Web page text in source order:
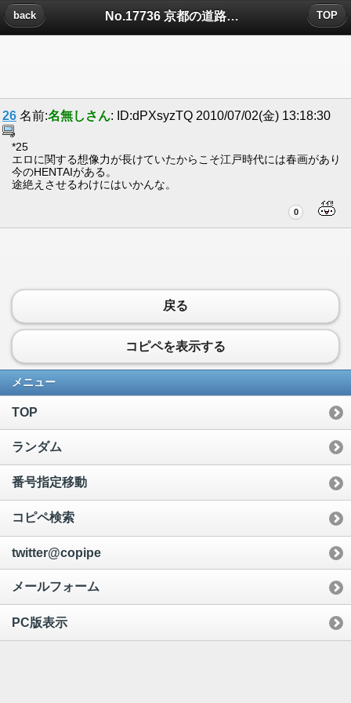
No.17736 京都の道路は碁盤目状についたコメント
back TOP
26 名前:名無しさん: ID:dPXsyzTQ 2010/07/02(金) 13:18:30
*25
エロに関する想像力が長けていたからこそ江戸時代には春画があり
今のHENTAIがある。
途絶えさせるわけにはいかんな。
0
戻る
コピペを表示する
メニュー
TOP
ランダム
番号指定移動
コピペ検索
twitter@copipe
メールフォーム
PC版表示